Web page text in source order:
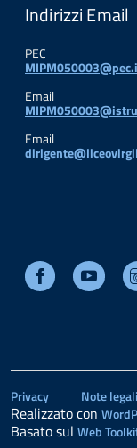
Indirizzi Email
PEC
Email
Email
Facebook
Privacy Note legali
Realizzato con
Basato sul Web